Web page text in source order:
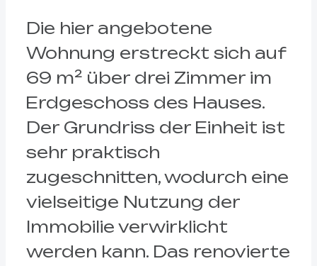
Die hier angebotene
Wohnung erstreckt sich auf
69 m² über drei Zimmer im
Erdgeschoss des Hauses.
Der Grundriss der Einheit ist
sehr praktisch
zugeschnitten, wodurch eine
vielseitige Nutzung der
Immobilie verwirklicht
werden kann. Das renovierte